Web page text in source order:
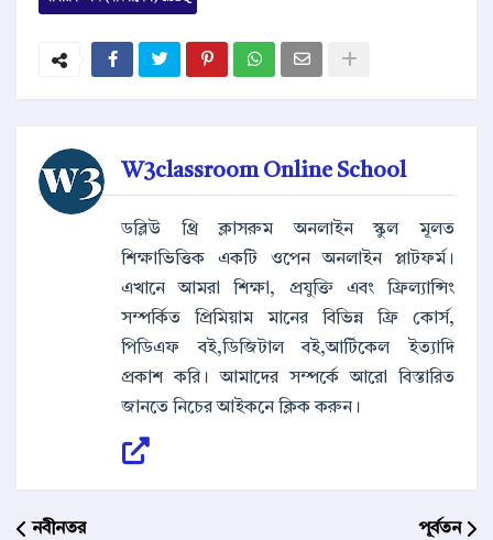
W3classroom Online School
ডব্লিউ থ্রি ক্লাসরুম অনলাইন স্কুল মূলত
শিক্ষাভিত্তিক একটি ওপেন অনলাইন প্লাটফর্ম।
এখানে আমরা শিক্ষা, প্রযুক্তি এবং ফ্রিল্যান্সিং
সম্পর্কিত প্রিমিয়াম মানের বিভিন্ন ফ্রি কোর্স,
পিডিএফ বই,ডিজিটাল বই,আর্টিকেল ইত্যাদি
প্রকাশ করি। আমাদের সম্পর্কে আরো বিস্তারিত
জানতে নিচের আইকনে ক্লিক করুন।
নবীনতর পূর্বতন